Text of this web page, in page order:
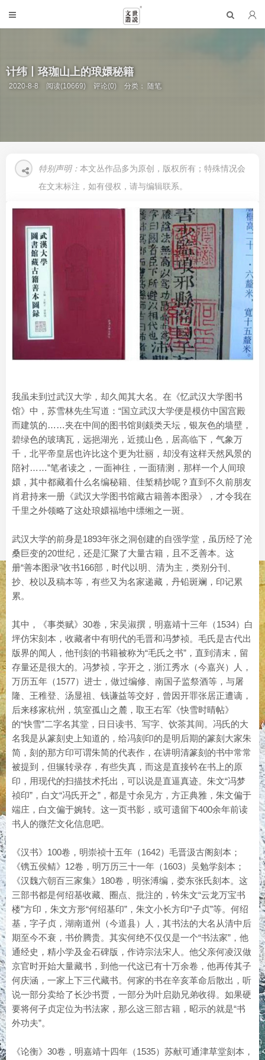
计纬丨珞珈山上的琅嬛秘籍
2020-8-8 阅读(10669) 评论(0) 分类：随笔
特别声明： 本文丛作品多为原创，版权所有；特殊情况会
在文末标注，如有侵权，请与编辑联系。
我虽未到过武汉大学，却久闻其大名。在《忆武汉大学图书
馆》中，苏雪林先生写道：“国立武汉大学便是模仿中国宫殿
而建筑的……夹在中间的图书馆则颇类天坛，银灰色的墙壁，
碧绿色的玻璃瓦，远挹湖光，近揽山色，居高临下，气象万
千，北平帝皇居也许比这个更为壮丽，却没有这样天然风景的
陪衬……”笔者读之，一面神往，一面猜测，那样一个人间琅
嬛，其中都藏着什么名编秘籍、佳椠精抄呢？直到不久前朋友
肖君持来一册《武汉大学图书馆藏古籍善本图录》，才令我在
千里之外领略了这处琅嬛福地中缥缃之一斑。
武汉大学的前身是1893年张之洞创建的自强学堂，虽历经了沧
桑巨变的20世纪，还是汇聚了大量古籍，且不乏善本。这
册“善本图录”收书166部，时代以明、清为主，类别分刊、
抄、校以及稿本等，有些又为名家递藏，丹铅斑斓，印记累
累。
其中，《事类赋》30卷，宋吴淑撰，明嘉靖十三年（1534）白
坪仿宋刻本，收藏者中有明代的毛晋和冯梦祯。毛氏是古代出
版界的闻人，他刊刻的书籍被称为“毛氏之书”，直到清末，留
存量还是很大的。冯梦祯，字开之，浙江秀水（今嘉兴）人，
万历五年（1577）进士，做过编修、南国子监祭酒等，与屠
隆、王稚登、汤显祖、钱谦益等交好，曾因开罪张居正遭谪，
后来移家杭州，筑室孤山之麓，取王右军《快雪时晴帖》
的“快雪”二字名其堂，日日读书、写字、饮茶其间。冯氏的大
名我是从篆刻史上知道的，给冯刻印的是明后期的篆刻大家朱
简，刻的那方印可谓朱简的代表作，在讲明清篆刻的书中常常
被提到，但辗转录存，有些失真，而这是直接钤在书上的原
印，用现代的扫描技术托出，可以说是直逼真迹。朱文“冯梦
祯印”，白文“冯氏开之”，都是寸余见方，方正典雅，朱文偏于
端庄，白文偏于婉转。这一页书影，或可遗留下400余年前读
书人的微茫文化信息吧。
《汉书》100卷，明崇祯十五年（1642）毛晋汲古阁刻本；
《镌五侯鲭》12卷，明万历三十一年（1603）吴勉学刻本；
《汉魏六朝百三家集》180卷，明张溥编，娄东张氏刻本。这
三部书都是何绍基收藏、圈点、批注的，钤朱文“云龙万宝书
楼”方印，朱文方形“何绍基印”，朱文小长方印“子贞”等。何绍
基，字子贞，湖南道州（今道县）人，其书法的大名从清中后
期至今不衰，书价腾贵。其实何绝不仅仅是一个“书法家”，他
通经史，精小学及金石碑版，作诗宗法宋人。他父亲何凌汉做
京官时开始大量藏书，到他一代这已有十万余卷，他再传其子
何庆涵，一家上下三代藏书。何家的书在辛亥革命后散出，听
说一部分卖给了长沙书贾，一部分为叶启勋兄弟收得。如果硬
要将何子贞定位为书法家，那么这三部古籍，昭示的就是“书
外功夫”。
《论衡》30卷，明嘉靖十四年（1535）苏献可通津草堂刻本，